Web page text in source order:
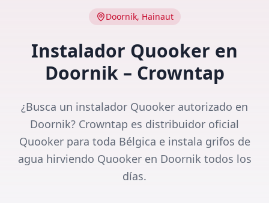
Doornik, Hainaut
Instalador Quooker en
Doornik – Crowntap
¿Busca un instalador Quooker autorizado en
Doornik? Crowntap es distribuidor oficial
Quooker para toda Bélgica e instala grifos de
agua hirviendo Quooker en Doornik todos los
días.